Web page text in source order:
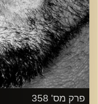
פרק מס' 358